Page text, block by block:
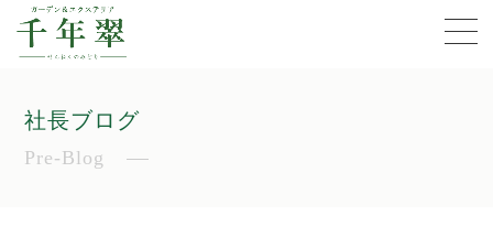
社長ブログ
Pre-Blog